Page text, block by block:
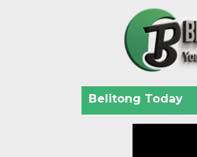
Belitong Today